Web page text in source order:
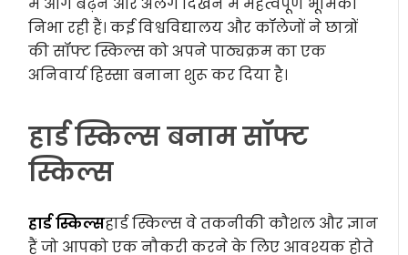
निभा रही हैं। कई विश्वविद्यालय और कॉलेजों ने छात्रों
की सॉफ्ट स्किल्स को अपने पाठ्यक्रम का एक
अनिवार्य हिस्सा बनाना शुरू कर दिया है।
हार्ड स्किल्स बनाम सॉफ्ट
स्किल्स
हार्ड स्किल्सहार्ड स्किल्स वे तकनीकी कौशल और ज्ञान
हैं जो आपको एक नौकरी करने के लिए आवश्यक होते